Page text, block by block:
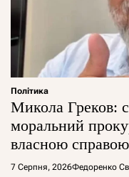
Політика
Микола Греков:
моральний
власною справою
7 Серпня, 2026Федоренко